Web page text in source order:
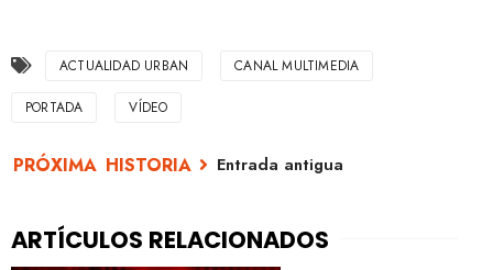
ACTUALIDAD URBAN CANAL MULTIMEDIA
PORTADA VÍDEO
Entrada antigua